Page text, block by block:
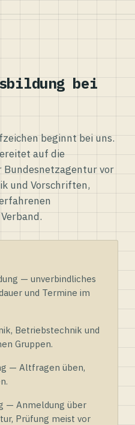
bei
beginnt bei uns.
auf die
vor
und Vorschriften,
— unverbindliches
und Termine im
Betriebstechnik und
Gruppen.
— Altfragen üben,
— Anmeldung über
Prüfung meist vor